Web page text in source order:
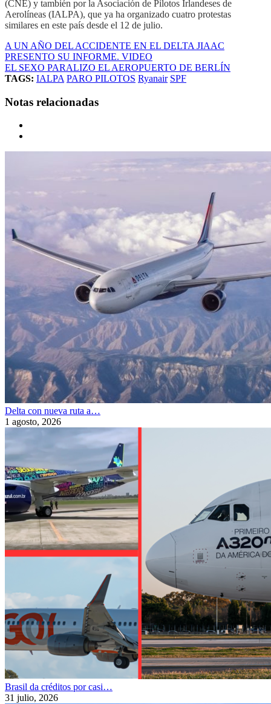
(CNE) y también por la Asociación de Pilotos Irlandeses de
Aerolíneas (IALPA), que ya ha organizado cuatro protestas
similares en este país desde el 12 de julio.
A UN AÑO DEL ACCIDENTE EN EL DELTA JIAAC
PRESENTO SU INFORME. VIDEO
EL SEXO PARALIZO EL AEROPUERTO DE BERLÍN
TAGS: IALPA PARO PILOTOS Ryanair SPF
Notas relacionadas
Delta con nueva ruta a…
1 agosto, 2026
Brasil da créditos por casi…
31 julio, 2026